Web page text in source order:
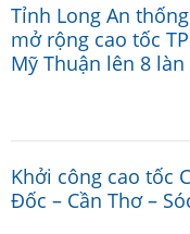
Tỉnh Long An
mở rộng cao tốc
Mỹ Thuận lên 8 làn
Khởi công cao tốc
Đốc – Cần Thơ –